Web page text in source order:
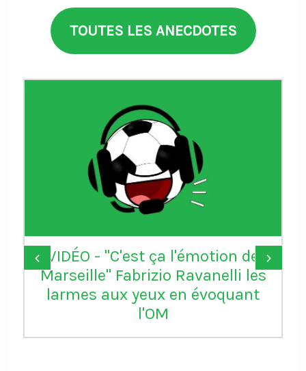
TOUTES LES ANECDOTES
VIDÉO - "C'est ça l'émotion de
Marseille" Fabrizio Ravanelli les
larmes aux yeux en évoquant
l'OM
‹ ›